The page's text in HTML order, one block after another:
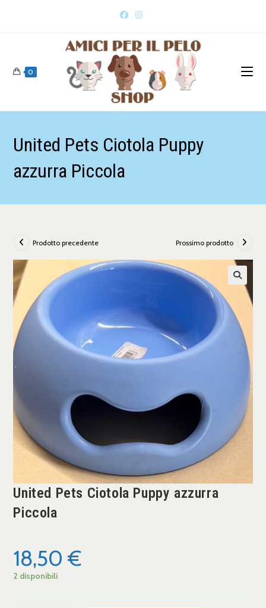
0
United Pets Ciotola Puppy
azzurra Piccola
Prodotto precedente Prossimo prodotto
United Pets Ciotola Puppy azzurra
Piccola
18,50€
2 disponibili